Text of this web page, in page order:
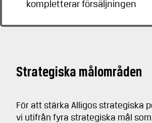
kompletterar försäljningen
Strategiska målområden
För att stärka Alligos strategiska
vi utifrån fyra strategiska mål